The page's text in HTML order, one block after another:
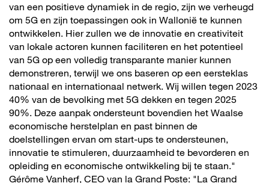
van een positieve dynamiek in de regio, zijn we verheugd
om 5G en zijn toepassingen ook in Wallonië te kunnen
ontwikkelen. Hier zullen we de innovatie en creativiteit
van lokale actoren kunnen faciliteren en het potentieel
van 5G op een volledig transparante manier kunnen
demonstreren, terwijl we ons baseren op een eersteklas
nationaal en internationaal netwerk. Wij willen tegen 2023
40% van de bevolking met 5G dekken en tegen 2025
90%. Deze aanpak ondersteunt bovendien het Waalse
economische herstelplan en past binnen de
doelstellingen ervan om start-ups te ondersteunen,
innovatie te stimuleren, duurzaamheid te bevorderen en
opleiding en economische ontwikkeling bij te staan."
Gérôme Vanherf, CEO van la Grand Poste: "La Grand